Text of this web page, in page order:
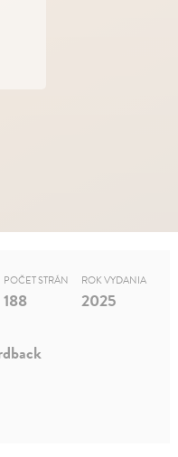
POČET STRÁN
188
ROK VYDANIA
2025